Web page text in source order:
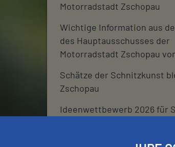
Motorradstadt Zschopau
Wichtige Information aus
des Hauptausschusses der
Motorradstadt Zschopau
Schätze der Schnitzkunst
Zschopau
Ideenwettbewerb 2026 für
Stadtjournal 2026: Wir